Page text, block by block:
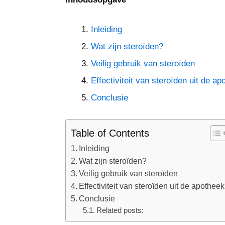
Inleiding
Wat zijn steroïden?
Veilig gebruik van steroïden
Effectiviteit van steroïden uit de
Conclusie
Table of Contents
Inleiding
Wat zijn steroïden?
Veilig gebruik van steroïden
Effectiviteit van steroïden uit de apotheek
Conclusie
Related posts: